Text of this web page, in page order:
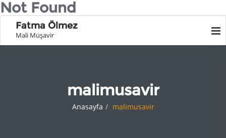
Not Found
Fatma Ölmez
Mali Müşavir
malimusavir
Anasayfa malimusavir